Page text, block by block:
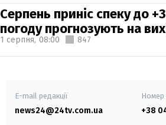
Серпень приніс спеку до
погоду прогнозують на
1 серпня, 08:00 847
E-mail редакції
news24@24tv.com.ua
Номер
+38